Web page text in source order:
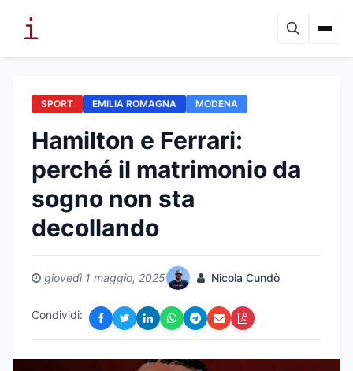
SPORT EMILIA ROMAGNA MODENA
Hamilton e Ferrari:
perché il matrimonio da
sogno non sta
decollando
giovedì 1 maggio, 2025 Nicola Cundò
Condividi: